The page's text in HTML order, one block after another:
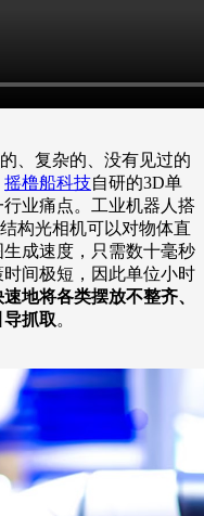
、复杂的、没有见过的
摇橹船科技自研的3D单
业痛点。工业机器人搭
构光相机可以对物体直
成速度，只需数十毫秒
间极短，因此单位小时
地将各类摆放不整齐、
抓取。